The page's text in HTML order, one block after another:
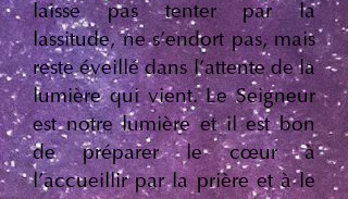
laisse pas tenter par la
lassitude, ne s'endort pas, mais
reste éveillé dans l'attente de la
lumière qui vient. Le Seigneur
est notre lumière et il est bon
de préparer le cœur à
l'accueillir par la prière et à le